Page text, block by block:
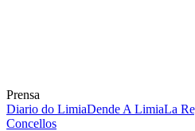
Prensa
Diario do LimiaDende A LimiaLa
Concellos